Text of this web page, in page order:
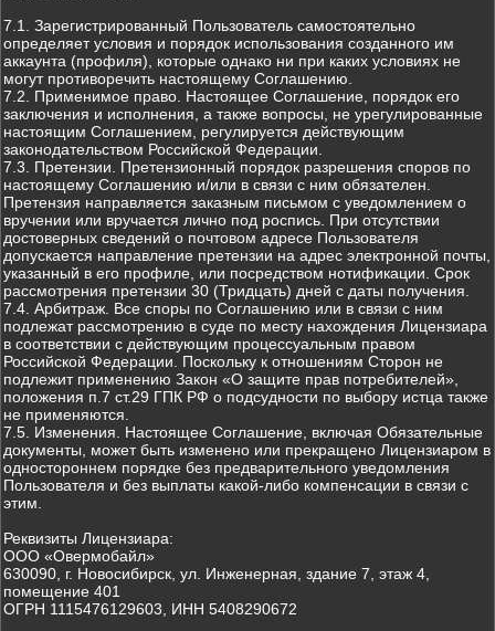
7.1. Зарегистрированный Пользователь самостоятельно
определяет условия и порядок использования созданного им
аккаунта (профиля), которые однако ни при каких условиях не
могут противоречить настоящему Соглашению.
7.2. Применимое право. Настоящее Соглашение, порядок его
заключения и исполнения, а также вопросы, не урегулированные
настоящим Соглашением, регулируется действующим
законодательством Российской Федерации.
7.3. Претензии. Претензионный порядок разрешения споров по
настоящему Соглашению и/или в связи с ним обязателен.
Претензия направляется заказным письмом с уведомлением о
вручении или вручается лично под роспись. При отсутствии
достоверных сведений о почтовом адресе Пользователя
допускается направление претензии на адрес электронной почты,
указанный в его профиле, или посредством нотификации. Срок
рассмотрения претензии 30 (Тридцать) дней с даты получения.
7.4. Арбитраж. Все споры по Соглашению или в связи с ним
подлежат рассмотрению в суде по месту нахождения Лицензиара
в соответствии с действующим процессуальным правом
Российской Федерации. Поскольку к отношениям Сторон не
подлежит применению Закон «О защите прав потребителей»,
положения п.7 ст.29 ГПК РФ о подсудности по выбору истца также
не применяются.
7.5. Изменения. Настоящее Соглашение, включая Обязательные
документы, может быть изменено или прекращено Лицензиаром в
одностороннем порядке без предварительного уведомления
Пользователя и без выплаты какой-либо компенсации в связи с
этим.
Реквизиты Лицензиара:
ООО «Овермобайл»
630090, г. Новосибирск, ул. Инженерная, здание 7, этаж 4,
помещение 401
ОГРН 1115476129603, ИНН 5408290672